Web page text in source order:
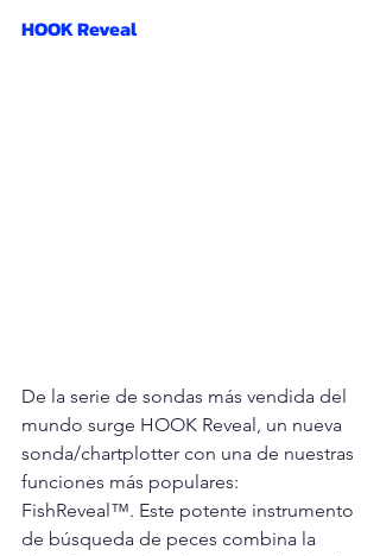
HOOK Reveal
De la serie de sondas más vendida del
mundo surge HOOK Reveal, un nueva
sonda/chartplotter con una de nuestras
funciones más populares:
FishReveal™. Este potente instrumento
de búsqueda de peces combina la